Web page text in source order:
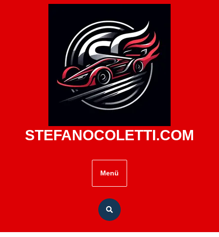
STEFANOCOLETTI.COM
Menü